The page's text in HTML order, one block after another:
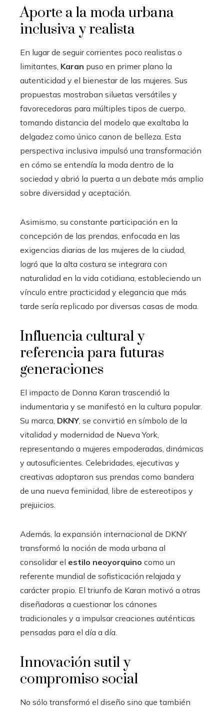
Aporte a la moda urbana
inclusiva y realista
En lugar de seguir corrientes poco realistas o
limitantes, Karan puso en primer plano la
autenticidad y el bienestar de las mujeres. Sus
propuestas mostraban siluetas versátiles y
favorecedoras para múltiples tipos de cuerpo,
tomando distancia del modelo que exaltaba la
delgadez como único canon de belleza. Esta
perspectiva inclusiva impulsó una transformación
en cómo se entendía la moda dentro de la
sociedad y abrió la puerta a un debate más amplio
sobre diversidad y aceptación.
Asimismo, su constante participación en la
concepción de las prendas, enfocada en las
exigencias diarias de las mujeres de la ciudad,
logró que la alta costura se integrara con
naturalidad en la vida cotidiana, estableciendo un
vínculo entre practicidad y elegancia que más
tarde sería replicado por diversas casas de moda.
Influencia cultural y
referencia para futuras
generaciones
El impacto de Donna Karan trascendió la
indumentaria y se manifestó en la cultura popular.
Su marca, DKNY, se convirtió en símbolo de la
vitalidad y modernidad de Nueva York,
representando a mujeres empoderadas, dinámicas
y autosuficientes. Celebridades, ejecutivas y
creativas adoptaron sus prendas como bandera
de una nueva feminidad, libre de estereotipos y
prejuicios.
Además, la expansión internacional de DKNY
transformó la noción de moda urbana al
consolidar el estilo neoyorquino como un
referente mundial de sofisticación relajada y
carácter propio. El triunfo de Karan motivó a otras
diseñadoras a cuestionar los cánones
tradicionales y a impulsar creaciones auténticas
pensadas para el día a día.
Innovación sutil y
compromiso social
No sólo transformó el diseño sino que también